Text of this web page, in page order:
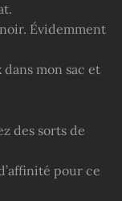
Évidemment
mon sac et
des sorts de
pour ce